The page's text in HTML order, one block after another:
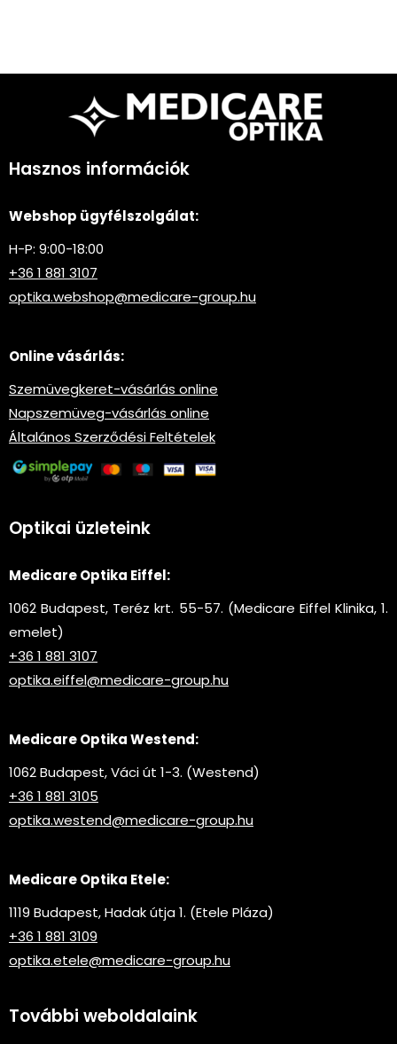
Hasznos információk
Webshop ügyfélszolgálat:
H-P: 9:00-18:00
+36 1 881 3107
optika.webshop@medicare-group.hu
Online vásárlás:
Szemüvegkeret-vásárlás online
Napszemüveg-vásárlás online
Általános Szerződési Feltételek
Optikai üzleteink
Medicare Optika Eiffel:
1062 Budapest, Teréz krt. 55-57. (Medicare Eiffel Klinika, 1.
emelet)
+36 1 881 3107
optika.eiffel@medicare-group.hu
Medicare Optika Westend:
1062 Budapest, Váci út 1-3. (Westend)
+36 1 881 3105
optika.westend@medicare-group.hu
Medicare Optika Etele:
1119 Budapest, Hadak útja 1. (Etele Pláza)
+36 1 881 3109
optika.etele@medicare-group.hu
További weboldalaink